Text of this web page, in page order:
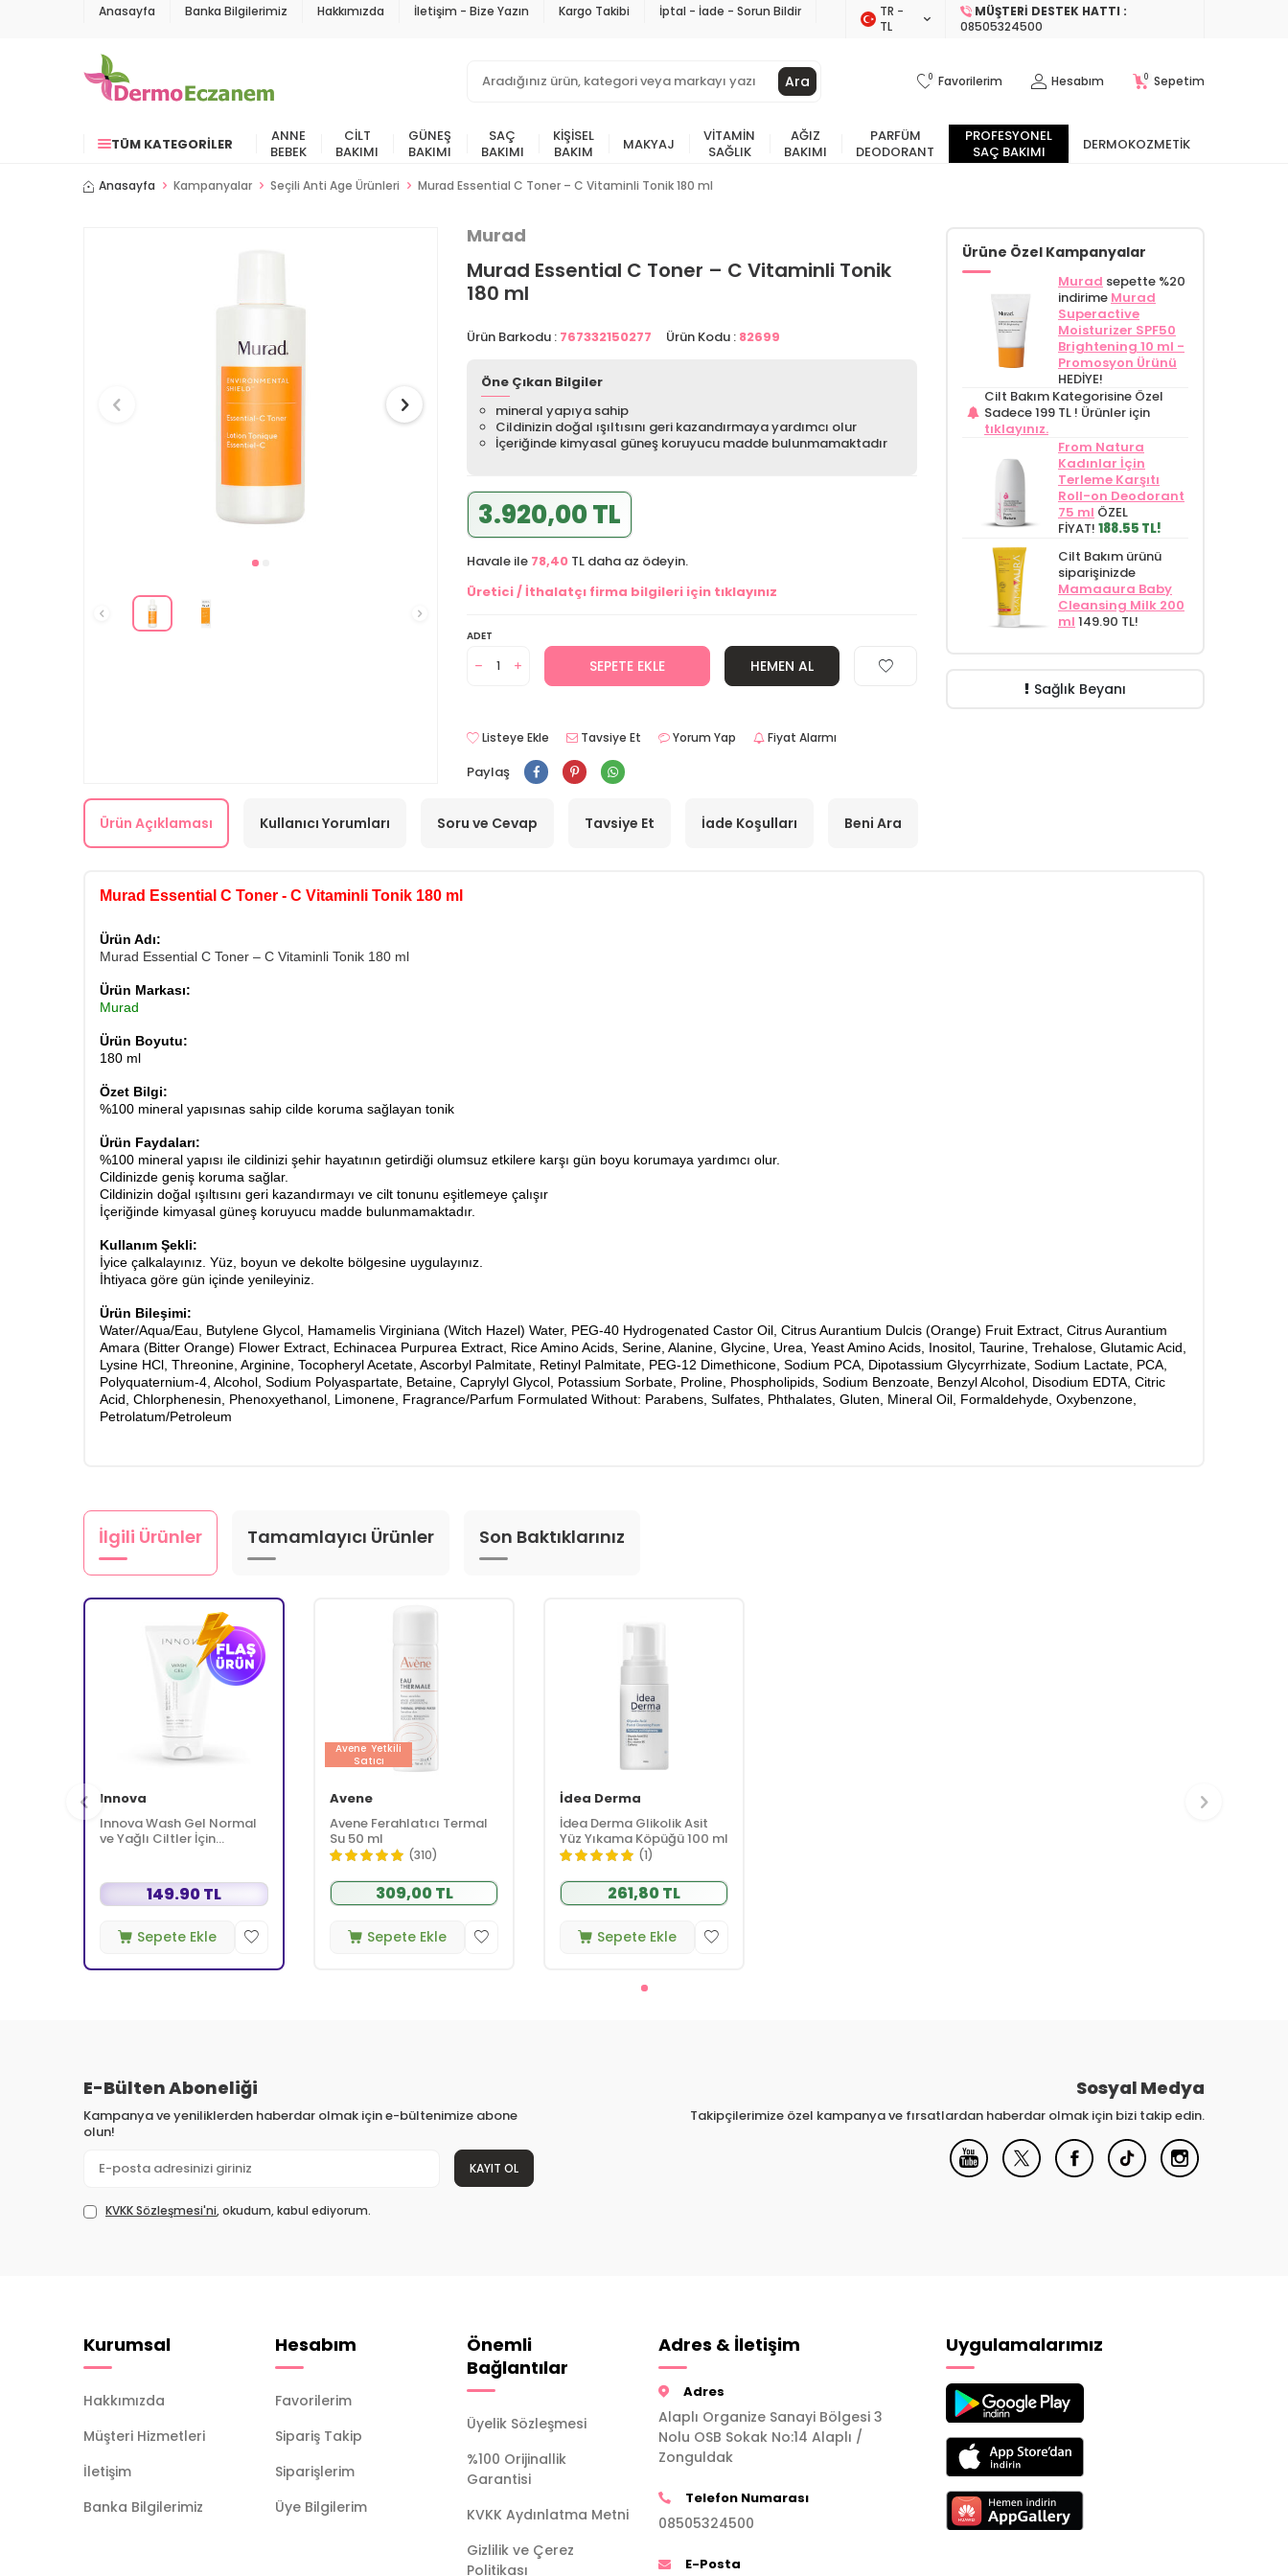
Anasayfa Banka Bilgilerimiz Hakkımızda İletişim - Bize Yazın Kargo Takibi İptal - İade - Sorun Bildir
TR −
TL
MÜŞTERI DESTEK HATTI :
08505324500
Ara 0 Favorilerim Hesabım 0 Sepetim
TÜM KATEGORILER
ANNE
BEBEK
CILT
BAKIMI
GÜNEŞ
BAKIMI
SAÇ
BAKIMI
KIŞISEL
BAKIM
MAKYAJ
VITAMIN
SAĞLIK
AĞIZ
BAKIMI
PARFÜM
DEODORANT
PROFESYONEL
SAÇ BAKIMI
DERMOKOZMETIK
Anasayfa Kampanyalar Seçili Anti Age Ürünleri Murad Essential C Toner – C Vitaminli Tonik 180 ml
Murad
Murad Essential C Toner – C Vitaminli Tonik
180 ml
Ürün Barkodu : 767332150277 Ürün Kodu : 82699
Öne Çıkan Bilgiler
mineral yapıya sahip
Cildinizin doğal ışıltısını geri kazandırmaya yardımcı olur
İçeriğinde kimyasal güneş koruyucu madde bulunmamaktadır
3.920,00 TL
Havale ile 78,40 TL daha az ödeyin.
Üretici / İthalatçı firma bilgileri için tıklayınız
ADET
SEPETE EKLE HEMEN AL
Listeye Ekle Tavsiye Et Yorum Yap Fiyat Alarmı
Paylaş
Ürüne Özel Kampanyalar
Murad sepette %20
indirime Murad
Superactive
Moisturizer SPF50
Brightening 10 ml -
Promosyon Ürünü
HEDİYE!
Cilt Bakım Kategorisine Özel
Sadece 199 TL ! Ürünler için
tıklayınız.
From Natura
Kadınlar İçin
Terleme Karşıtı
Roll-on Deodorant
75 ml ÖZEL
FİYAT! 188.55 TL!
Cilt Bakım ürünü
siparişinizde
Mamaaura Baby
Cleansing Milk 200
ml 149.90 TL!
Sağlık Beyanı
Ürün Açıklaması Kullanıcı Yorumları Soru ve Cevap Tavsiye Et İade Koşulları Beni Ara
Murad Essential C Toner - C Vitaminli Tonik 180 ml
Ürün Adı:
Murad Essential C Toner – C Vitaminli Tonik 180 ml
Ürün Markası:
Murad
Ürün Boyutu:
180 ml
Özet Bilgi:
%100 mineral yapısınas sahip cilde koruma sağlayan tonik
Ürün Faydaları:
%100 mineral yapısı ile cildinizi şehir hayatının getirdiği olumsuz etkilere karşı gün boyu korumaya yardımcı olur.
Cildinizde geniş koruma sağlar.
Cildinizin doğal ışıltısını geri kazandırmayı ve cilt tonunu eşitlemeye çalışır
İçeriğinde kimyasal güneş koruyucu madde bulunmamaktadır.
Kullanım Şekli:
İyice çalkalayınız. Yüz, boyun ve dekolte bölgesine uygulayınız.
​İhtiyaca göre gün içinde yenileyiniz.
Ürün Bileşimi:
Water/Aqua/Eau, Butylene Glycol, Hamamelis Virginiana (Witch Hazel) Water, PEG-40 Hydrogenated Castor Oil, Citrus Aurantium Dulcis (Orange) Fruit Extract, Citrus Aurantium
Amara (Bitter Orange) Flower Extract, Echinacea Purpurea Extract, Rice Amino Acids, Serine, Alanine, Glycine, Urea, Yeast Amino Acids, Inositol, Taurine, Trehalose, Glutamic Acid,
Lysine HCl, Threonine, Arginine, Tocopheryl Acetate, Ascorbyl Palmitate, Retinyl Palmitate, PEG-12 Dimethicone, Sodium PCA, Dipotassium Glycyrrhizate, Sodium Lactate, PCA,
Polyquaternium-4, Alcohol, Sodium Polyaspartate, Betaine, Caprylyl Glycol, Potassium Sorbate, Proline, Phospholipids, Sodium Benzoate, Benzyl Alcohol, Disodium EDTA, Citric
Acid, Chlorphenesin, Phenoxyethanol, Limonene, Fragrance/Parfum Formulated Without: Parabens, Sulfates, Phthalates, Gluten, Mineral Oil, Formaldehyde, Oxybenzone,
Petrolatum/Petroleum
İlgili Ürünler Tamamlayıcı Ürünler Son Baktıklarınız
Innova
Innova Wash Gel Normal
ve Yağlı Ciltler İçin
149.90 TL
Sepete Ekle
Avene Yetkili
Satıcı
Avene
Avene Ferahlatıcı Termal
Su 50 ml
(310)
309,00 TL
Sepete Ekle
İdea Derma
İdea Derma Glikolik Asit
Yüz Yıkama Köpüğü 100 ml
(1)
261,80 TL
Sepete Ekle
E-Bülten Aboneliği
Kampanya ve yeniliklerden haberdar olmak için e-bültenimize abone
olun!
KAYIT OL
KVKK Sözleşmesi'ni, okudum, kabul ediyorum.
Sosyal Medya
Takipçilerimize özel kampanya ve fırsatlardan haberdar olmak için bizi takip edin.
Kurumsal
Hakkımızda
Müşteri Hizmetleri
İletişim
Banka Bilgilerimiz
Hesabım
Favorilerim
Sipariş Takip
Siparişlerim
Üye Bilgilerim
Önemli
Bağlantılar
Üyelik Sözleşmesi
%100 Orijinallik
Garantisi
KVKK Aydınlatma Metni
Gizlilik ve Çerez
Politikası
Adres & İletişim
Adres
Alaplı Organize Sanayi Bölgesi 3
Nolu OSB Sokak No:14 Alaplı /
Zonguldak
Telefon Numarası
08505324500
E-Posta
Uygulamalarımız